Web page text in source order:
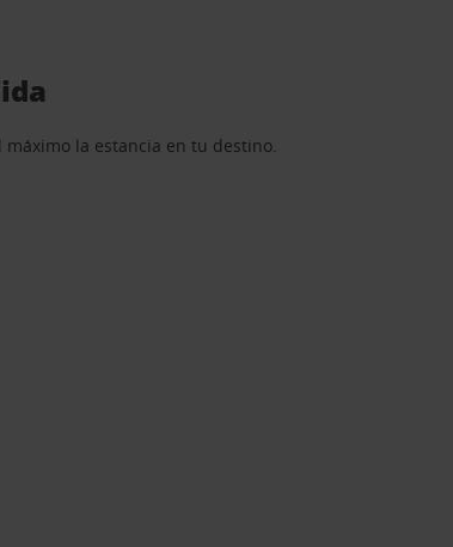
la estancia en tu destino.